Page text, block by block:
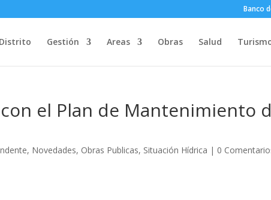
Banco
Distrito Gestión Areas Obras Salud
el Plan de Mantenimiento
, Novedades, Obras Publicas, Situación Hídrica | 0